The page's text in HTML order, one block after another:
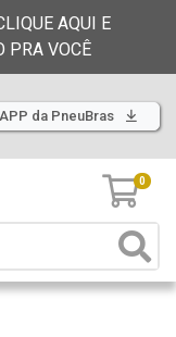
AQUI E
PRA VOCÊ
da PneuBras
0